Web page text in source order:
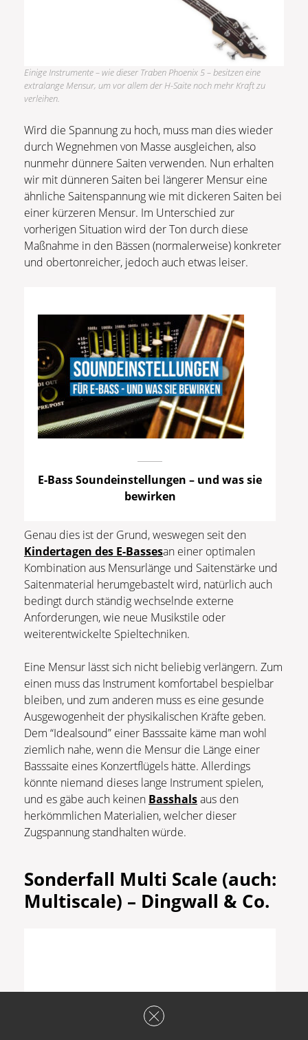
Einige Instrumente – wie dieser Traben Phoenix 5 – besitzen eine
extralange Mensur, um vor allem der H-Saite noch mehr Kraft zu
verleihen.
Wird die Spannung zu hoch, muss man dies wieder
durch Wegnehmen von Masse ausgleichen, also
nunmehr dünnere Saiten verwenden. Nun erhalten
wir mit dünneren Saiten bei längerer Mensur eine
ähnliche Saitenspannung wie mit dickeren Saiten bei
einer kürzeren Mensur. Im Unterschied zur
vorherigen Situation wird der Ton durch diese
Maßnahme in den Bässen (normalerweise) konkreter
und obertonreicher, jedoch auch etwas leiser.
E-Bass Soundeinstellungen – und was sie
bewirken
Genau dies ist der Grund, weswegen seit den
Kindertagen des E-Bassesan einer optimalen
Kombination aus Mensurlänge und Saitenstärke und
Saitenmaterial herumgebastelt wird, natürlich auch
bedingt durch ständig wechselnde externe
Anforderungen, wie neue Musikstile oder
weiterentwickelte Spieltechniken.
Eine Mensur lässt sich nicht beliebig verlängern. Zum
einen muss das Instrument komfortabel bespielbar
bleiben, und zum anderen muss es eine gesunde
Ausgewogenheit der physikalischen Kräfte geben.
Dem “Idealsound” einer Basssaite käme man wohl
ziemlich nahe, wenn die Mensur die Länge einer
Basssaite eines Konzertflügels hätte. Allerdings
könnte niemand dieses lange Instrument spielen,
und es gäbe auch keinen Basshalsaus den
herkömmlichen Materialien, welcher dieser
Zugspannung standhalten würde.
Sonderfall Multi Scale (auch:
Multiscale) – Dingwall & Co.